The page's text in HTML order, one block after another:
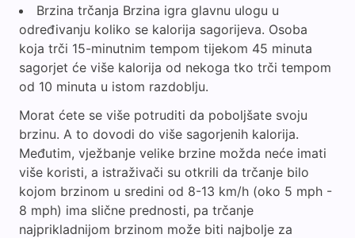
Brzina trčanja Brzina igra glavnu ulogu u
određivanju koliko se kalorija sagorijeva. Osoba
koja trči 15-minutnim tempom tijekom 45 minuta
sagorjet će više kalorija od nekoga tko trči tempom
od 10 minuta u istom razdoblju.
Morat ćete se više potruditi da poboljšate svoju
brzinu. A to dovodi do više sagorjenih kalorija.
Međutim, vježbanje velike brzine možda neće imati
više koristi, a istraživači su otkrili da trčanje bilo
kojom brzinom u sredini od 8-13 km/h (oko 5 mph -
8 mph) ima slične prednosti, pa trčanje
najprikladnijom brzinom može biti najbolje za